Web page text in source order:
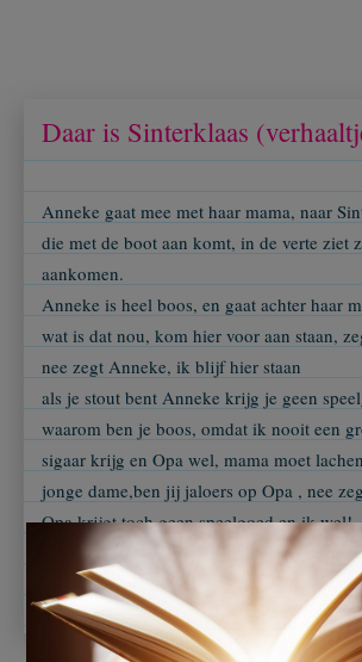
Daar is Sinterklaas
Anneke gaat mee met haar mama, naar
die met de boot aan komt, in de verte ziet
aankomen.
Anneke is heel boos, en gaat achter haar
wat is dat nou, kom hier voor aan staan,
nee zegt Anneke, ik blijf hier staan
als je stout bent Anneke krijg je geen
waarom ben je boos, omdat ik nooit een
sigaar krijg en Opa wel, mama moet
jonge dame,ben jij jaloers op Opa , nee
Opa krijgt toch geen speelgoed en ik wel!
C Van Hees Annie